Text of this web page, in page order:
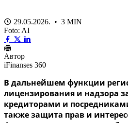
29.05.2026. • 3 MIN
Foto: AI
Автор
iFinanses 360
В дальнейшем функции
лицензирования и надзора
кредиторами и
также защита прав и